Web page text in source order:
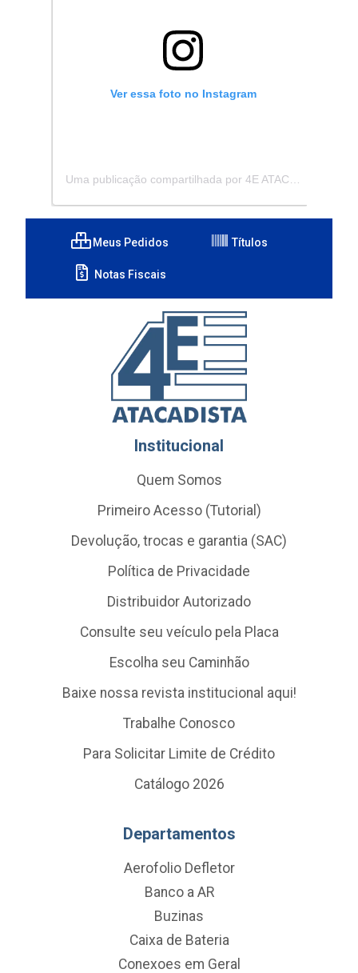
Ver essa foto no Instagram
Meus Pedidos Títulos
Notas Fiscais
Institucional
Quem Somos
Primeiro Acesso (Tutorial)
Devolução, trocas e garantia (SAC)
Política de Privacidade
Distribuidor Autorizado
Consulte seu veículo pela Placa
Escolha seu Caminhão
Baixe nossa revista institucional aqui!
Trabalhe Conosco
Para Solicitar Limite de Crédito
Catálogo 2026
Departamentos
Aerofolio Defletor
Banco a AR
Buzinas
Caixa de Bateria
Conexoes em Geral